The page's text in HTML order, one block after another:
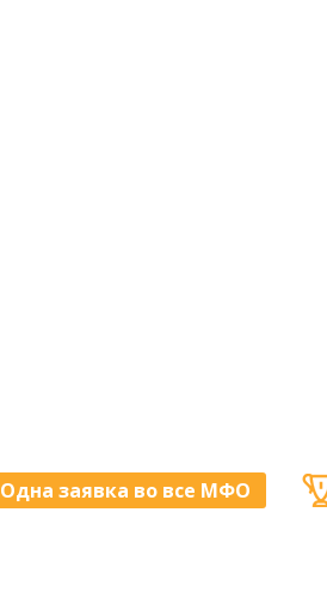
Одна заявка во все МФО